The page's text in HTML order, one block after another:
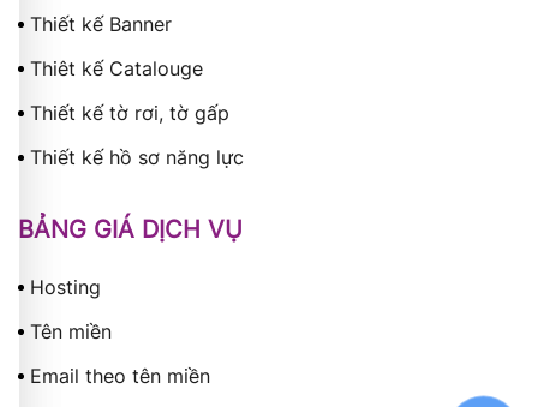
Thiết kế Banner
Thiêt kế Catalouge
Thiết kế tờ rơi, tờ gấp
Thiết kế hồ sơ năng lực
BẢNG GIÁ DỊCH VỤ
Hosting
Tên miền
Email theo tên miền